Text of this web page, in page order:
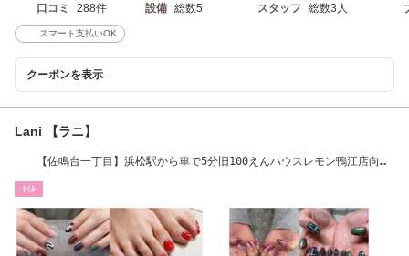
口コミ 288件 設備 総数5 スタッフ 総数3人
スマート支払いOK
クーポンを表示
Lani 【ラニ】
【佐鳴台一丁目】浜松駅から車で5分旧100えんハウスレモン鴨江店向か
ﾈｲﾙ